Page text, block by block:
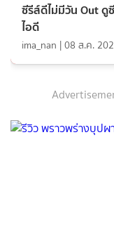
ซีรีส์ดีไม่มีวัน Out ดู
ไอดี
ima_nan |08 ส.ค.